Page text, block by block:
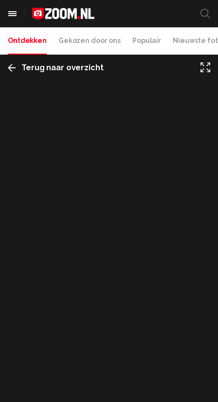
Ontdekken Gekozen door ons Populair Nieuwste
Terug naar overzicht